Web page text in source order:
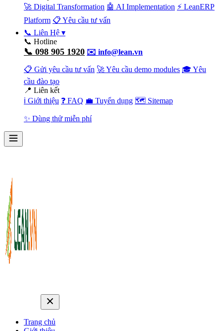
🚀 Digital Transformation 🤖 AI Implementation ⚡ LeanERP
Platform 📋 Yêu cầu tư vấn
📞 Liên Hệ ▾
📞 Hotline
📞 098 905 1920 ✉️ info@lean.vn
📋 Gửi yêu cầu tư vấn 🚀 Yêu cầu demo modules 🎓 Yêu
cầu đào tạo
📍 Liên kết
ℹ️ Giới thiệu ❓ FAQ 💼 Tuyển dụng 🗺️ Sitemap
✨ Dùng thử miễn phí
Trang chủ